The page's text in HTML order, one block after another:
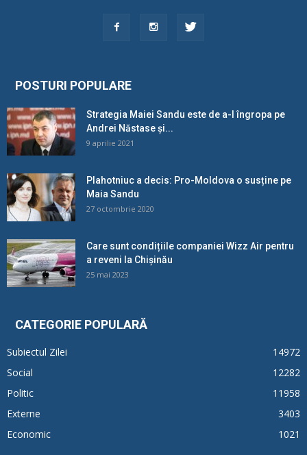
POSTURI POPULARE
Strategia Maiei Sandu este de a-l îngropa pe
Andrei Năstase și...
9 aprilie 2021
Plahotniuc a decis: Pro-Moldova o susține pe
Maia Sandu
27 octombrie 2020
Care sunt condițiile companiei Wizz Air pentru
a reveni la Chișinău
25 mai 2023
CATEGORIE POPULARĂ
Subiectul Zilei
14972
Social
12282
Politic
11958
Externe
3403
Economic
1021